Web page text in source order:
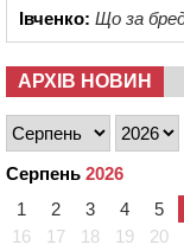
Івченко: Що за
АРХІВ НОВИН
Серпень 2026
1
2 3 4 5
16
17 18 19 20